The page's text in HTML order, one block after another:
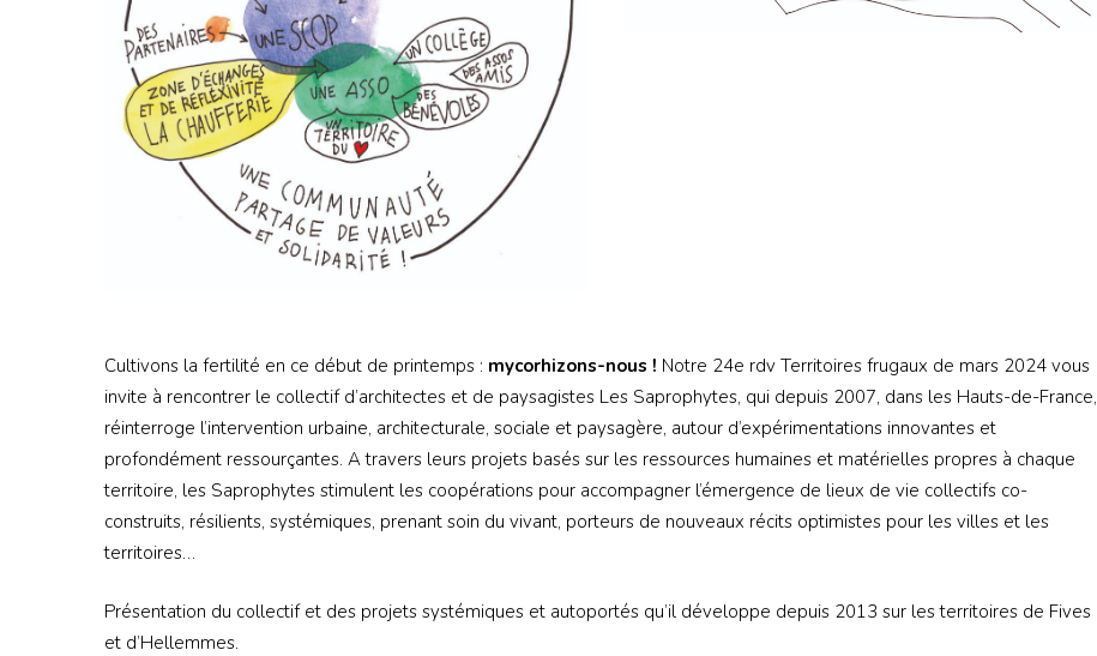
Cultivons la fertilité en ce début de printemps : mycorhizons-nous ! Notre 24e rdv Territoires frugaux de mars 2024 vous
invite à rencontrer le collectif d’architectes et de paysagistes Les Saprophytes, qui depuis 2007, dans les Hauts-de-France,
réinterroge l’intervention urbaine, architecturale, sociale et paysagère, autour d’expérimentations innovantes et
profondément ressourçantes. A travers leurs projets basés sur les ressources humaines et matérielles propres à chaque
territoire, les Saprophytes stimulent les coopérations pour accompagner l’émergence de lieux de vie collectifs co-
construits, résilients, systémiques, prenant soin du vivant, porteurs de nouveaux récits optimistes pour les villes et les
territoires…
Présentation du collectif et des projets systémiques et autoportés qu’il développe depuis 2013 sur les territoires de Fives
et d’Hellemmes.